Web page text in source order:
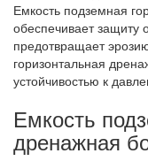
Емкость подземная
обеспечивает защиту
предотвращает
горизонтальная
устойчивостью к
Емкость
дренажная